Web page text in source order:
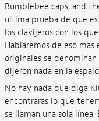
Bumblebee caps, and
última prueba de que
los clavijeros con los
Hablaremos de eso
originales se
dijeron nada en la
No hay nada que diga
encontrarás lo que
se llaman una sola